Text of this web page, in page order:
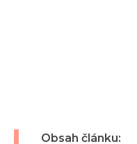
Obsah článku: